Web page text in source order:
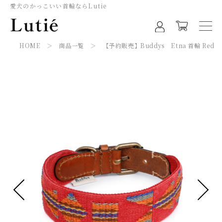
愛犬のかっこいい首輪ならLutie
HOME ＞商品一覧 ＞ 【予約販売】Buddys Etna 首輪 Red